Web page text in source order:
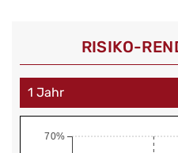
RISIKO-
70%